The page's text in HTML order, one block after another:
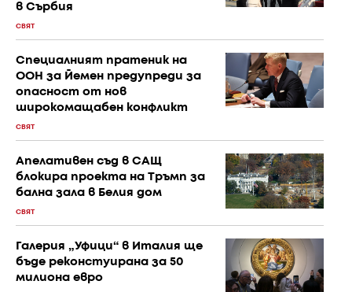
в Сърбия
СВЯТ
Специалният пратеник на
ООН за Йемен предупреди за
опасност от нов
широкомащабен конфликт
СВЯТ
Апелативен съд в САЩ
блокира проекта на Тръмп за
бална зала в Белия дом
СВЯТ
Галерия „Уфици“ в Италия ще
бъде реконстуирана за 50
милиона евро